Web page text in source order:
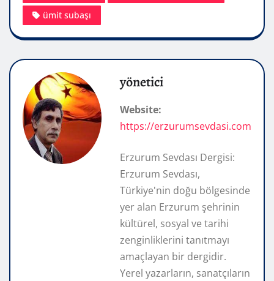
ümit subaşı
yönetici
Website:
https://erzurumsevdasi.com
Erzurum Sevdası Dergisi:
Erzurum Sevdası,
Türkiye'nin doğu bölgesinde
yer alan Erzurum şehrinin
kültürel, sosyal ve tarihi
zenginliklerini tanıtmayı
amaçlayan bir dergidir.
Yerel yazarların, sanatçıların